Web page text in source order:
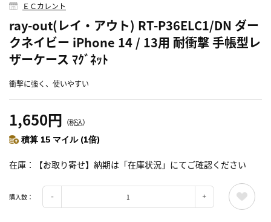
ＥＣカレント
ray-out(レイ・アウト) RT-P36ELC1/DN ダー
クネイビー iPhone 14 / 13用 耐衝撃 手帳型レ
ザーケース ﾏｸﾞﾈｯﾄ
衝撃に強く、使いやすい
1,650円 （税込）
積算 15 マイル (1倍)
在庫 【お取り寄せ】納期は「在庫状況」にてご確認ください
購入数：